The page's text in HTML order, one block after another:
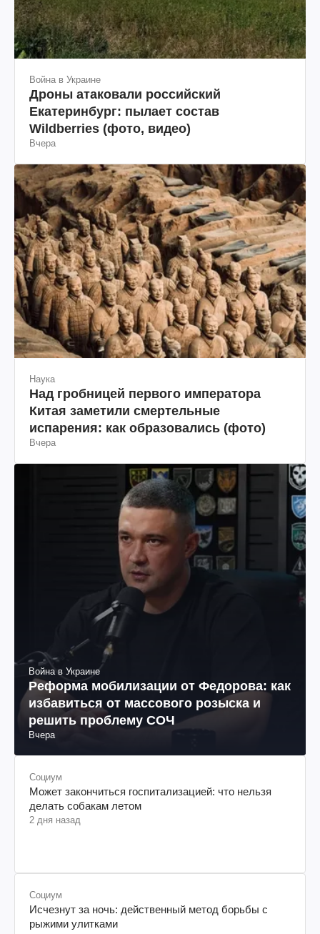
Война в Украине
Дроны атаковали российский
Екатеринбург: пылает состав
Wildberries (фото, видео)
Вчера
Наука
Над гробницей первого императора
Китая заметили смертельные
испарения: как образовались (фото)
Вчера
Война в Украине
Реформа мобилизации от Федорова: как
избавиться от массового розыска и
решить проблему СОЧ
Вчера
Социум
Может закончиться госпитализацией: что нельзя
делать собакам летом
2 дня назад
Социум
Исчезнут за ночь: действенный метод борьбы с
рыжими улитками